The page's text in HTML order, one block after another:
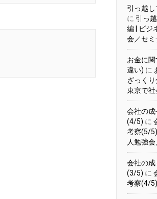
引っ越
に 引っ
編 | ビジ
会／セ
お金に
違い) に
ざっくり
東京で
会社の
(4/5) に
考察(5/
人勉強
会社の
(3/5) に
考察(4/5) |